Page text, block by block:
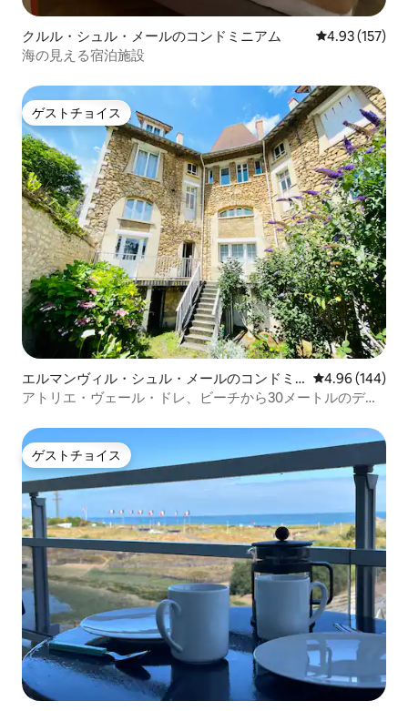
クルル・シュル・メールのコンドミニアム レビュー157
4.93 (157)
海の見える宿泊施設
ゲストチョイス
ゲストチョイス
エルマンヴィル・シュル・メールのコンドミ
ニアム
レビュー144
4.96 (144)
アトリエ・ヴェール・ドレ、ビーチから30メートルのデュ
ゲストチョイス
ゲストチョイス